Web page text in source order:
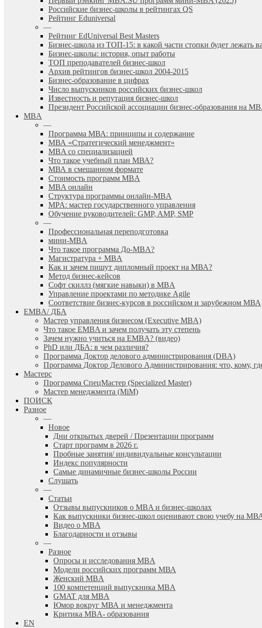
Российские бизнес-школы в рейтингах QS
Рейтинг Eduniversal
—
Рейтинг EdUniversal Best Masters
Бизнес-школа из ТОП-15: в какой части стопки будет лежать
Бизнес-школы: история, опыт работы
ТОП преподавателей бизнес-школ
Архив рейтингов бизнес-школ 2004-2015
Бизнес-образование в цифрах
Число выпускников российских бизнес-школ
Известность и репутация бизнес-школ
Президент Российской ассоциации бизнес-образования на
MBA
—
Программа МВА: принципы и содержание
МВА «Cтратегический менеджмент»
MBA со специализацией
Что такое учебный план МВА?
МВА в смешанном формате
Стоимость программ MBA
MBA онлайн
Cтруктура программы онлайн-MBA
MPA: мастер государственного управления
Обучение руководителей: GMP, AMP, SMP
—
Профессиональная переподготовка
мини-MBA
Что такое программа До-MBA?
Магистратура + MBA
Как и зачем пишут дипломный проект на МВА?
Метод бизнес-кейсов
Софт скиллз (мягкие навыки) в MBA
Управление проектами по методике Agile
Соответствие бизнес-курсов в российском и зарубежном МВА
EMBA/ ДБA
Мастер управления бизнесом (Executive MBA)
Что такое EMBA и зачем получать эту степень
Зачем нужно учиться на EMBA? (видео)
PhD или ДБА: в чем различия?
Программа Доктор делового администрирования (DBА)
Программа Доктор Делового Администрирования: что, кому,
Мастерс
Программа СпецМастер (Specialized Master)
Мастер менеджмента (MiM)
ПОИСК
Разное
—
Новое
Дни открытых дверей / Презентации программ
Старт программ в 2026 г.
Пробные занятия/ индивидуальные консультации
Индекс популярности
Самые динамичные бизнес-школы России
Слушать
—
Статьи
Отзывы выпускников о MBA и бизнес-школах
Как выпускники бизнес-школ оценивают свою учебу на
Видео о MBA
Благодарности и отзывы
—
Разное
Опросы и исследования MBA
Модели российских программ МВА
Женский MBA
100 компетенций выпускника MBA
GMAT для MBA
Юмор вокруг МВА и менеджмента
Критика MBA- образования
EN